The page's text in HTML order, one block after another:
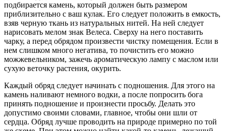
подбирается камень, который должен быть размером
приблизительно с ваш кулак. Его следует положить в емкость,
взяв черную ткань из натуральных нитей. На ней следует
нарисовать мелом знак Велеса. Сверху на него поставить
чарку, а перед обрядом произвести чистку помещения. Если в
нем слишком много негатива, то почистить его можно
можжевельником, зажечь ароматическую лампу с маслом или
сухую веточку растения, окурить.
Каждый обряд следует начинать с подношения. Для этого на
камень наливают немного водки, а после попросить бога
принять подношение и произнести просьбу. Делать это
допустимо своими словами, главное, чтобы они шли от
сердца. Обряд лучше проводить на природе примерно по той